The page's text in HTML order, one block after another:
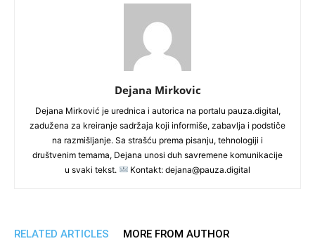
Dejana Mirkovic
Dejana Mirković je urednica i autorica na portalu pauza.digital,
zadužena za kreiranje sadržaja koji informiše, zabavlja i podstiče
na razmišljanje. Sa strašću prema pisanju, tehnologiji i
društvenim temama, Dejana unosi duh savremene komunikacije
u svaki tekst.
Kontakt: dejana@pauza.digital
RELATED ARTICLES MORE FROM AUTHOR